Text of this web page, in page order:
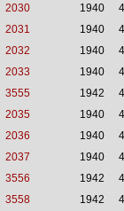
2030 1940
2031 1940
2032 1940
2033 1940
3555 1942
2035 1940
2036 1940
2037 1940
3556 1942
3558 1942